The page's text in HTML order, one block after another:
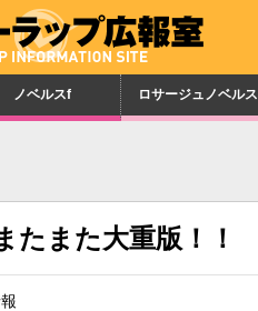
ノベルスf ロサージュノベルス
たまた大重版！！